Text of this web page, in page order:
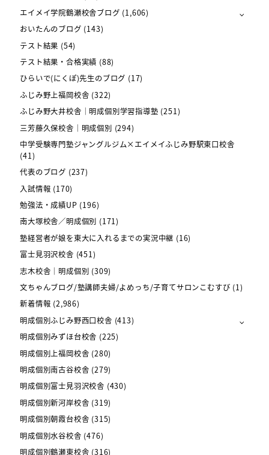
エイメイ学院鶴瀬校舎ブログ (1,606)
おいたんのブログ (143)
テスト結果 (54)
テスト結果・合格実績 (88)
ひらいで(にくぽ)先生のブログ (17)
ふじみ野上福岡校舎 (322)
ふじみ野大井校舎｜明成個別学習指導塾 (251)
三芳藤久保校舎｜明成個別 (294)
中学受験専門塾ジャングルジム×エイメイふじみ野駅東口校舎
(41)
代表のブログ (237)
入試情報 (170)
勉強法・成績UP (196)
南大塚校舎／明成個別 (171)
塾経営者が娘を東大に入れるまでの実況中継 (16)
富士見羽沢校舎 (451)
志木校舎｜明成個別 (309)
文ちゃんブログ/塾講師夫婦/よめっち/子育てサロンこむすび (1)
新着情報 (2,986)
明成個別ふじみ野西口校舎 (413)
明成個別みずほ台校舎 (225)
明成個別上福岡校舎 (280)
明成個別南古谷校舎 (279)
明成個別富士見羽沢校舎 (430)
明成個別新河岸校舎 (319)
明成個別朝霞台校舎 (315)
明成個別水谷校舎 (476)
明成個別鶴瀬東校舎 (316)